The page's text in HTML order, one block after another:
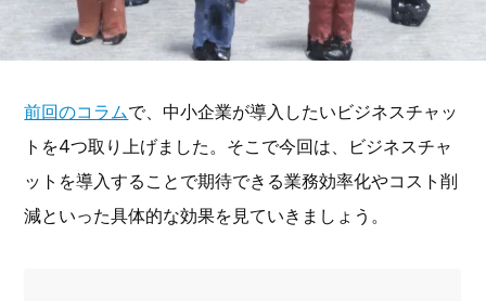
前回のコラムで、中小企業が導入したいビジネスチャッ
トを4つ取り上げました。そこで今回は、ビジネスチャ
ットを導入することで期待できる業務効率化やコスト削
減といった具体的な効果を見ていきましょう。